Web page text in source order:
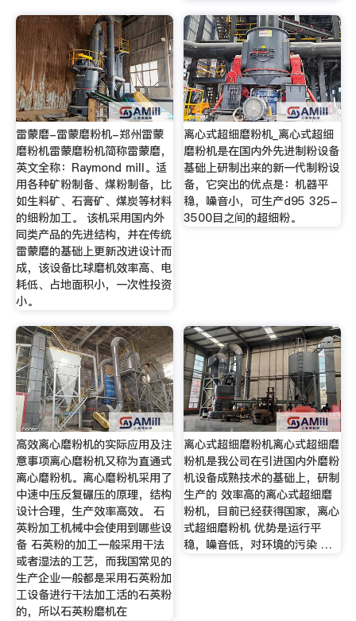
雷蒙磨-雷蒙磨粉机-郑州雷蒙
磨粉机雷蒙磨粉机简称雷蒙磨，
英文全称：Raymond mill。适
用各种矿粉制备、煤粉制备，比
如生料矿、石膏矿、煤炭等材料
的细粉加工。 该机采用国内外
同类产品的先进结构，并在传统
雷蒙磨的基础上更新改进设计而
成，该设备比球磨机效率高、电
耗低、占地面积小，一次性投资
小。
离心式超细磨粉机_离心式超细
磨粉机是在国内外先进制粉设备
基础上研制出来的新一代制粉设
备，它突出的优点是：机器平
稳，噪音小，可生产d95 325-
3500目之间的超细粉。
高效离心磨粉机的实际应用及注
意事项离心磨粉机又称为直通式
离心磨粉机。离心磨粉机采用了
中速中压反复碾压的原理，结构
设计合理，生产效率高效。 石
英粉加工机械中会使用到哪些设
备 石英粉的加工一般采用干法
或者湿法的工艺，而我国常见的
生产企业一般都是采用石英粉加
工设备进行干法加工活的石英粉
的，所以石英粉磨机在
离心式超细磨粉机离心式超细磨
粉机是我公司在引进国内外磨粉
机设备成熟技术的基础上，研制
生产的 效率高的离心式超细磨
粉机，目前已经获得国家，离心
式超细磨粉机 优势是运行平
稳，噪音低，对环境的污染 …